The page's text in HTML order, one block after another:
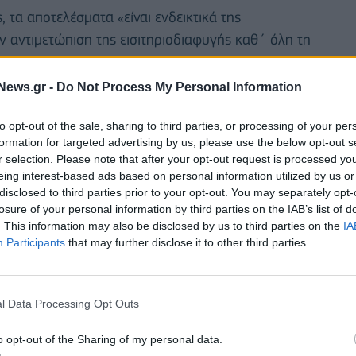
- Do Not Process My Personal Information
opt-out of the sale, sharing to third parties, or processing of your
for targeted advertising by us, please use the below opt-out
selection. Please note that after your opt-out request is processed
interest-based ads based on personal information utilized by us
to third parties prior to your opt-out. You may separately
of your personal information by third parties on the IAB’s list of
This information may also be disclosed by us to third parties on the
Participants that may further disclose it to other third parties.
Data Processing Opt Outs
opt-out of the Sharing of my personal data.
αποτελέσματα «είναι ενδεικτικά της
της εισιτηριοδιαφυγής καθ΄ όλη τη
με ακόμη μεγαλύτερη δυναμική και το 2024».
έλεγχοι (με 81.451 βεβαιωμένες
(με 52.188 βεβαιωμένες παραβάσεις) και
παραβάσεις).
σχέδιο ανασυγκρότησης του Σώματος
Συγκοινωνίες, επισημαίνοντας πως προς